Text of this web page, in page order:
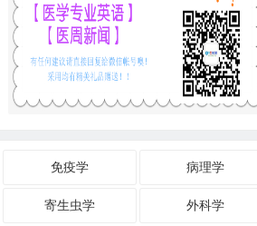
免疫学 病理学
寄生虫学 外科学